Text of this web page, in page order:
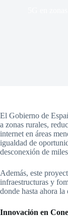
El Gobierno de
a zonas rurales,
internet en áreas
igualdad de
desconexión de
Además, este
infraestructuras y
donde hasta ahora
Innovación en